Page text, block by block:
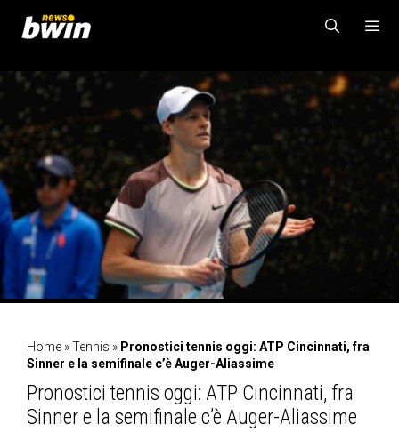
contenuto
MENU
Home »Tennis » Pronostici tennis oggi: ATP Cincinnati, fra
Sinner e la semifinale c’è Auger-Aliassime
Pronostici tennis oggi: ATP Cincinnati, fra
Sinner e la semifinale c’è Auger-Aliassime